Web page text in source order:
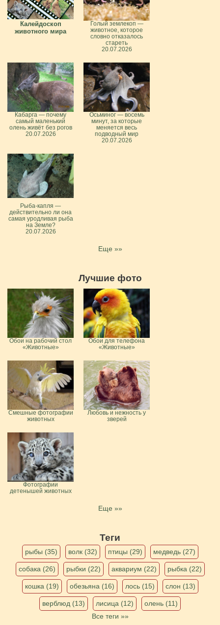
Калейдоскоп
животного мира
Голый землекоп —
животное, которое
словно отказалось
стареть
20.07.2026
Кабарга — почему
самый маленький
олень живёт без рогов
20.07.2026
Осьминог — восемь
минут, за которые
меняется весь
подводный мир
20.07.2026
Рыба-капля —
действительно ли она
самая уродливая рыба
на Земле?
20.07.2026
Еще »»
Лучшие фото
Обои на рабочий стол
«Животные»
Обои для телефона
«Животные»
Смешные фотографии
животных
Любовь и нежность у
зверей
Фотографии
детенышей животных
Еще »»
Теги
рыбы (35) волк (32) птицы (29) медведь (27)
собака (26) рыбки (22) аквариум (22) рыбка (22)
кошка (19) обезьяна (16) лось (15) слон (13)
верблюд (13) лисица (12)
олень (11)
Все теги »»